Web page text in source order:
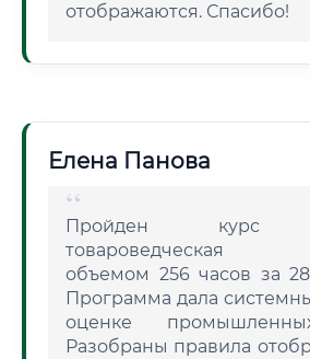
отображаются. Спасибо!
Елена Панова
Пройден курс
товароведческая
объемом 256 часов за
Программа дала
оценке
Разобраны правила